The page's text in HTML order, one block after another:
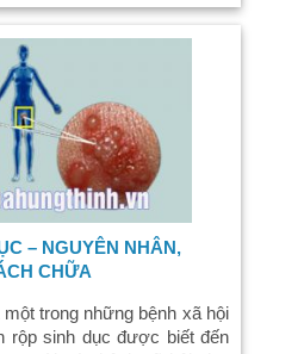
– NGUYÊN NHÂN,
CHỮA
trong những bệnh xã hội
rộp sinh dục được biết đến